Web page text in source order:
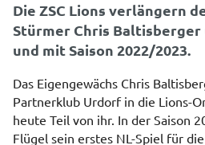
Die ZSC Lions verlängern
Stürmer Chris Baltisberger
und mit Saison 2022/2023.
Das Eigengewächs Chris
Partnerklub Urdorf in die Lions-
heute Teil von ihr. In der Saison
Flügel sein erstes NL-Spiel für